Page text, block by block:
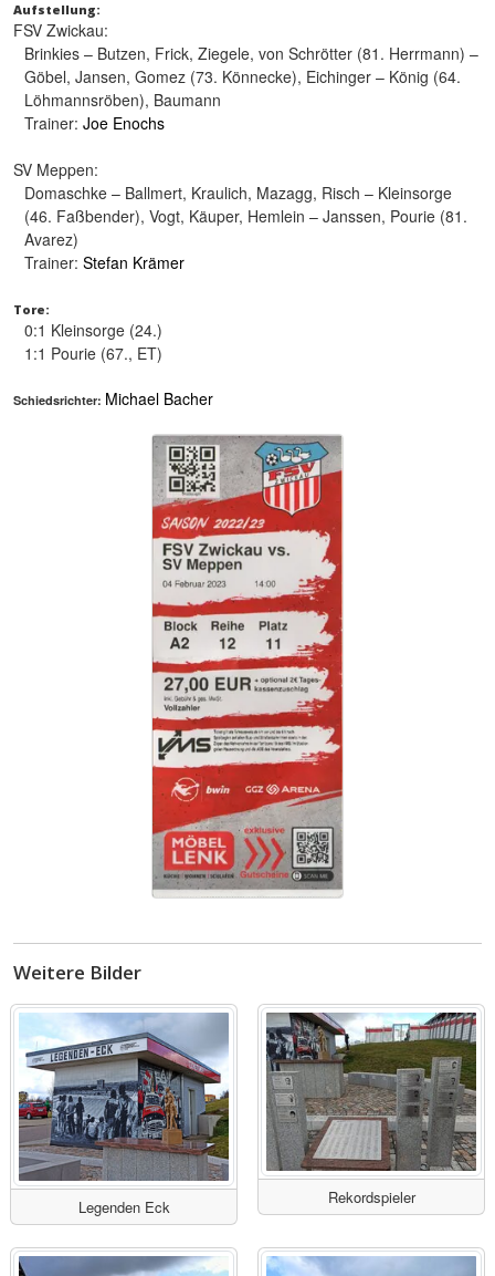
Aufstellung:
FSV Zwickau:
Brinkies – Butzen, Frick, Ziegele, von Schrötter (81. Herrmann) –
Göbel, Jansen, Gomez (73. Könnecke), Eichinger – König (64.
Löhmannsröben), Baumann
Trainer: Joe Enochs
SV Meppen:
Domaschke – Ballmert, Kraulich, Mazagg, Risch – Kleinsorge
(46. Faßbender), Vogt, Käuper, Hemlein – Janssen, Pourie (81.
Avarez)
Trainer: Stefan Krämer
Tore:
0:1 Kleinsorge (24.)
1:1 Pourie (67., ET)
Schiedsrichter: Michael Bacher
Weitere Bilder
Legenden Eck Rekordspieler